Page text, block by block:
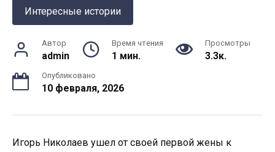
Интересные истории
Автор
admin
Время чтения
1 мин.
Просмотры
3.3к.
Опубликовано
10 февраля, 2026
Игорь Николаев ушел от своей первой жены к